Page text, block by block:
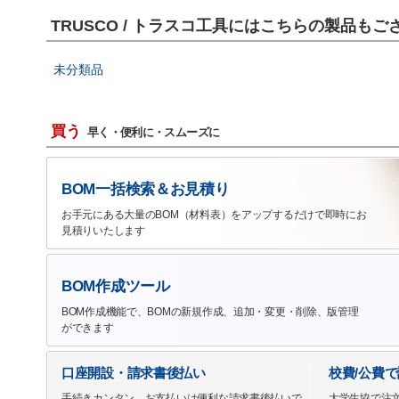
TRUSCO / トラスコ工具にはこちらの製品もご
未分類品
買う 早く・便利に・スムーズに
BOM一括検索＆お見積り
お手元にある大量のBOM（材料表）をアップするだけで即時にお
見積りいたします
BOM作成ツール
BOM作成機能で、BOMの新規作成、追加・変更・削除、版管理
ができます
口座開設・請求書後払い 校費/公費